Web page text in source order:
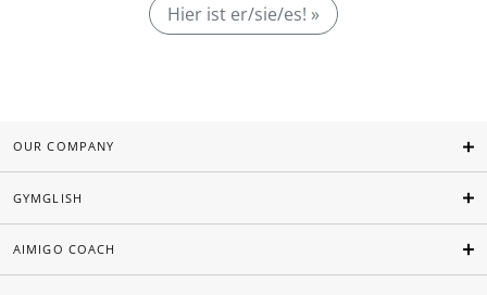
Hier ist er/sie/es! »
OUR COMPANY
GYMGLISH
AIMIGO COACH